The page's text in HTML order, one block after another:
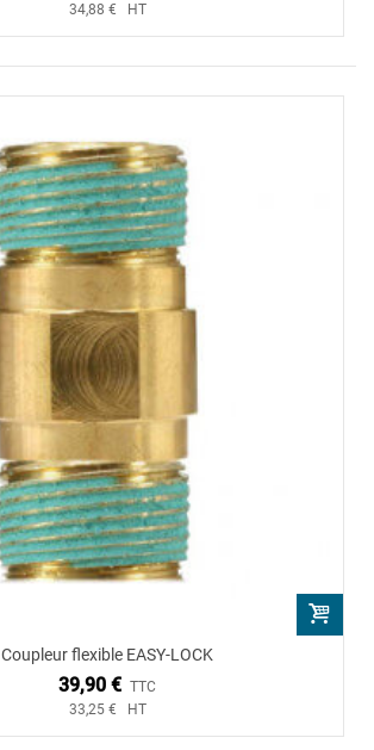
34,88 € HT
Coupleur flexible EASY-LOCK
39,90 € TTC
33,25 € HT